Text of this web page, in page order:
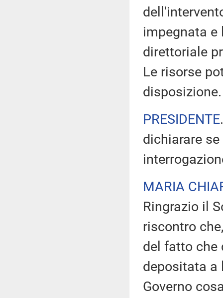
impegnata
direttoriale
Le risorse
disposizione.
PRESIDENTE
dichiarare
MARIA
Ringrazio il
riscontro
del fatto che
depositata a
Governo